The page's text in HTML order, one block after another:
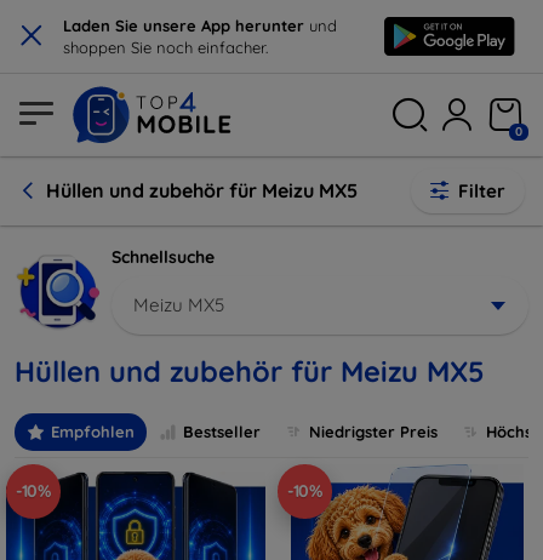
× Laden Sie unsere App herunter und
shoppen Sie noch einfacher.
0
Hüllen und zubehör für Meizu MX5 Filter
Schnellsuche
Meizu MX5
Hüllen und zubehör für Meizu MX5
Empfohlen Bestseller Niedrigster Preis
-10% -10%